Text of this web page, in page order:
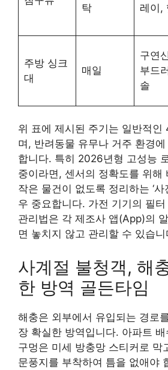
탁 레이,
주방 싱크
대
매일
구연
부드
솔
위 표에 제시된 주기는 일반적인
며, 반려동물 유무나 거주 환경
합니다. 특히 2026년형 고성능
중이라면, 센서의 정확도를 위해
작은 물건이 없도록 정리하는 ‘사
우 중요합니다. 가전 기기의 필
관리법은 각 제조사 앱(App)의
면 놓치지 않고 관리할 수 있습니
사계절 불청객, 해
한 방역 골든타임
해충은 외부에서 유입되는 경로
장 확실한 방역입니다. 아파트
구멍은 미세 방충망 스티커로 막
문풍지를 부착하여 틈을 없애야